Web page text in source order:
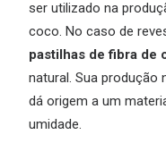
ser utilizado na
coco. No caso de
pastilhas de fibra de
natural. Sua produção
dá origem a um
umidade.